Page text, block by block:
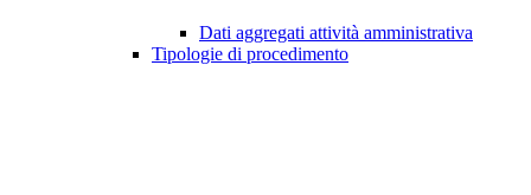
Dati aggregati attività amministrativa
Tipologie di procedimento